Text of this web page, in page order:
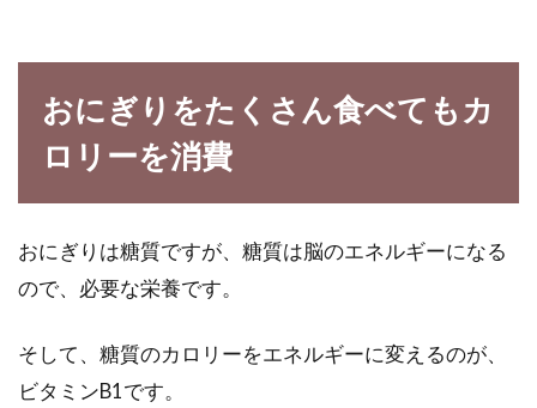
おにぎりをたくさん食べてもカ
ロリーを消費
おにぎりは糖質ですが、糖質は脳のエネルギーになる
ので、必要な栄養です。
そして、糖質のカロリーをエネルギーに変えるのが、
ビタミンB1です。